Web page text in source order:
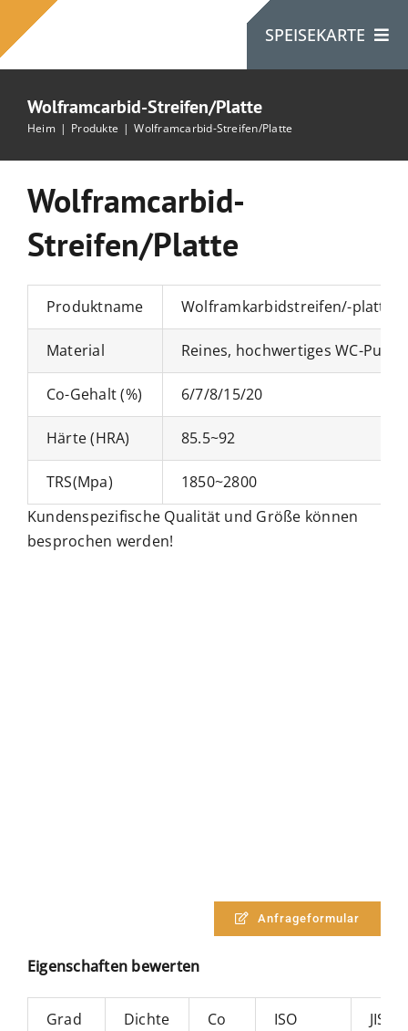
Inhalt
springen
SPEISEKARTE
Heim
Kontaktiere Uns
Wolframcarbid-Streifen/Platte
Heim Produkte Wolframcarbid-Streifen/Platte
Wolframcarbid-
Streifen/Platte
Produktname Wolframkarbidstreifen/-platte
Material Reines, hochwertiges WC-
Co-Gehalt (%) 6/7/8/15/20
Härte (HRA) 85.5~92
TRS(Mpa)
1850~2800
Kundenspezifische Qualität und Größe können
besprochen werden!
Anfrageformular
Eigenschaften bewerten
Grad Dichte Co ISO JIS